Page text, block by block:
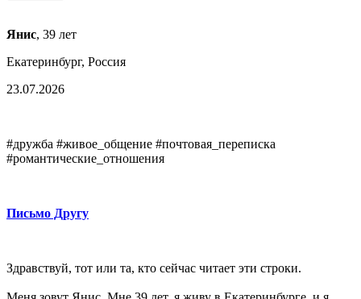
Янис, 39 лет
Екатеринбург, Россия
23.07.2026
#дружба #живое_общение #почтовая_переписка
#романтические_отношения
Письмо Другу
Здравствуй, тот или та, кто сейчас читает эти строки.